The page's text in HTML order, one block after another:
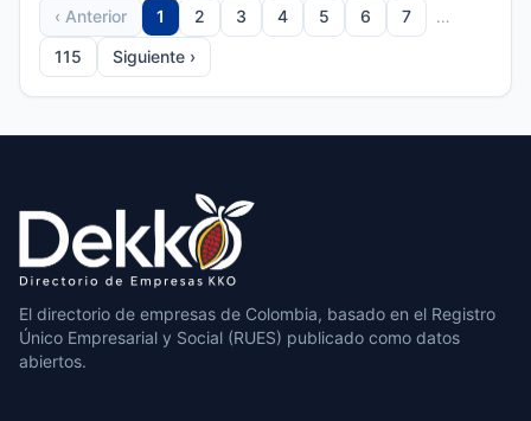
‹ Anterior
1 2 3 4 5 6 7
…
115
Siguiente ›
El directorio de empresas de Colombia, basado en el Registro
Único Empresarial y Social (RUES) publicado como datos
abiertos.